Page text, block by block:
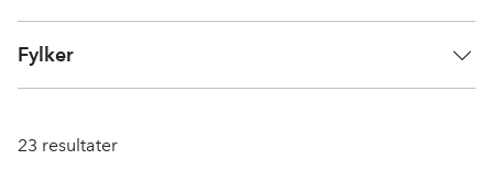
Fylker
23 resultater